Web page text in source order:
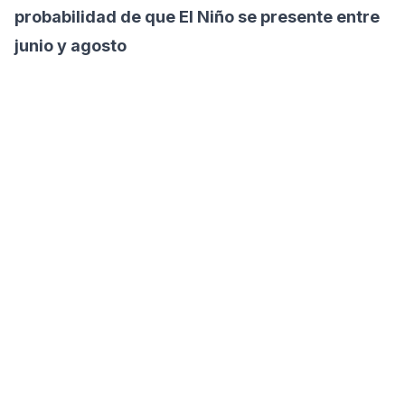
probabilidad de que El Niño se presente entre
junio y agosto